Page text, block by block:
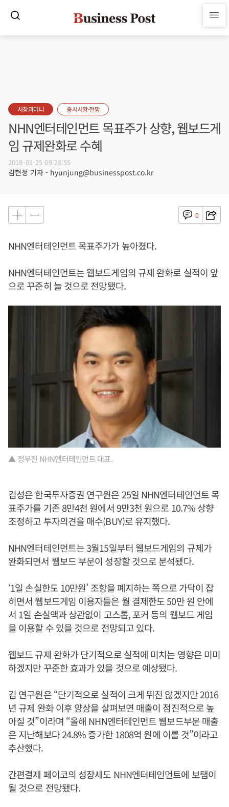
시장과머니 증시시황·전망
NHN엔터테인먼트 목표주가 상향, 웹보드게
임 규제완화로 수혜
2018-01-25 09:28:55
김현정 기자 - hyunjung@businesspost.co.kr
0
NHN엔터테인먼트 목표주가가 높아졌다.
NHN엔터테인먼트는 웹보드게임의 규제 완화로 실적이 앞
으로 꾸준히 늘 것으로 전망됐다.
▲ 정우진 NHN엔터테인먼트 대표.
김성은 한국투자증권 연구원은 25일 NHN엔터테인먼트 목
표주가를 기존 8만4천 원에서 9만3천 원으로 10.7% 상향
조정하고 투자의견을 매수(BUY)로 유지했다.
NHN엔터테인먼트는 3월15일부터 웹보드게임의 규제가
완화되면서 웹보드 부문이 성장할 것으로 분석됐다.
‘1일 손실한도 10만원’ 조항을 폐지하는 쪽으로 가닥이 잡
히면서 웹보드게임 이용자들은 월 결제한도 50만 원 안에
서 1일 손실액과 상관없이 고스톱, 포커 등의 웹보드 게임
을 이용할 수 있을 것으로 전망되고 있다.
웹보드 규제 완화가 단기적으로 실적에 미치는 영향은 미미
하겠지만 꾸준한 효과가 있을 것으로 예상됐다.
김 연구원은 “단기적으로 실적이 크게 뛰진 않겠지만 2016
년 규제 완화 이후 양상을 살펴보면 매출이 점진적으로 높
아질 것”이라며 “올해 NHN엔터테인먼트 웹보드부문 매출
은 지난해보다 24.8% 증가한 1808억 원에 이를 것”이라고
추산했다.
간편결제 페이코의 성장세도 NHN엔터테인먼트에 보탬이
될 것으로 전망됐다.